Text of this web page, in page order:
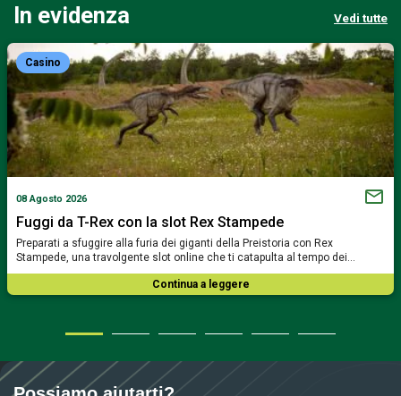
In evidenza Vedi tutte
Casino
08 Agosto 2026
Fuggi da T-Rex con la slot Rex Stampede
Preparati a sfuggire alla furia dei giganti della Preistoria con Rex
Stampede, una travolgente slot online che ti catapulta al tempo dei…
Continua a leggere